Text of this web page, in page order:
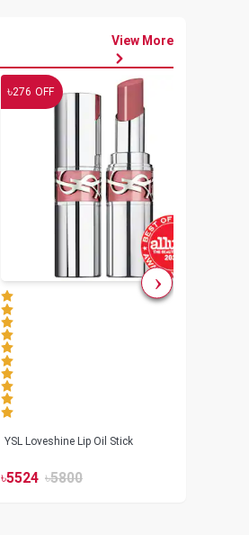
View More
৳276 OFF
YSL Loveshine Lip Oil Stick
৳5524 ৳5800